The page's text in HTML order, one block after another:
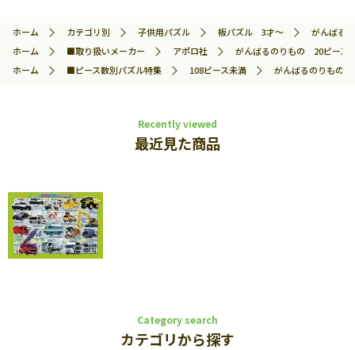
ホーム カテゴリ別 子供用パズル 板パズル 3才～
がんばる
ホーム
■取り扱いメーカー アポロ社
がんばるのりもの 20ピー
ホーム
■ピース数別パズル特集 108ピース未満 がんばるのりもの
Recently viewed
最近見た商品
Category search
カテゴリから探す